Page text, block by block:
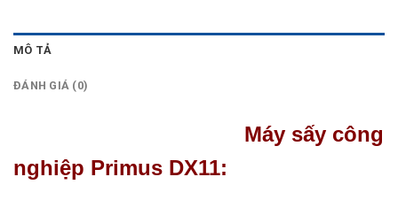
MÔ TẢ
ĐÁNH GIÁ (0)
Máy sấy công
nghiệp Primus DX11: